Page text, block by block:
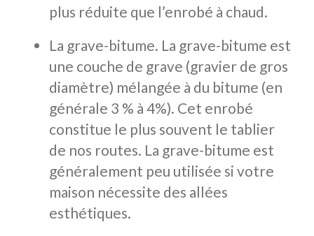
plus réduite que l’enrobé à chaud.
La grave-bitume. La grave-bitume est
une couche de grave (gravier de gros
diamètre) mélangée à du bitume (en
générale 3 % à 4%). Cet enrobé
constitue le plus souvent le tablier
de nos routes. La grave-bitume est
généralement peu utilisée si votre
maison nécessite des allées
esthétiques.